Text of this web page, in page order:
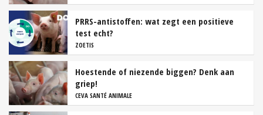
PRRS-antistoffen: wat zegt een positieve
test echt?
ZOETIS
Hoestende of niezende biggen? Denk aan
griep!
CEVA SANTÉ ANIMALE